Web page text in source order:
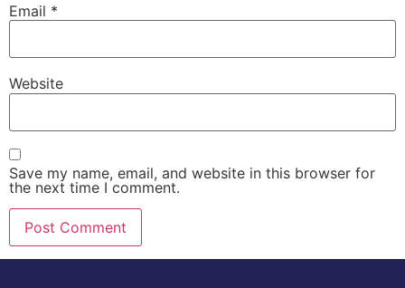
Email *
Website
Save my name, email, and website in this browser for
the next time I comment.